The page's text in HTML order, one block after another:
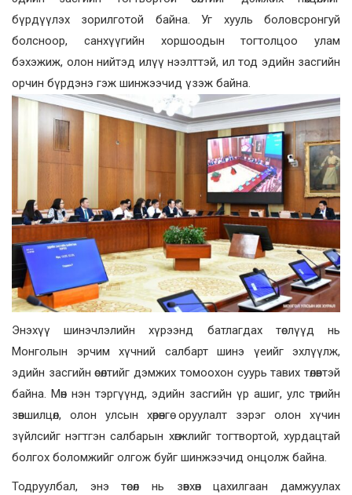
бүрдүүлэх зорилготой байна. Уг хууль боловсронгуй
болсноор, санхүүгийн хоршоодын тогтолцоо улам
бэхэжиж, олон нийтэд илүү нээлттэй, ил тод эдийн засгийн
орчин бүрдэнэ гэж шинжээчид үзэж байна.
Энэхүү шинэчлэлийн хүрээнд батлагдах төслүүд нь
Монголын эрчим хүчний салбарт шинэ үеийг эхлүүлж,
эдийн засгийн өсөлтийг дэмжих томоохон суурь тавих төлөвтэй
байна. Мөн нэн тэргүүнд, эдийн засгийн үр ашиг, улс төрийн
зөвшилцөл, олон улсын хөрөнгө оруулалт зэрэг олон хүчин
зүйлсийг нэгтгэн салбарын хөгжлийг тогтвортой, хурдацтай
болгох боломжийг олгож буйг шинжээчид онцолж байна.
Тодруулбал, энэ төсөл нь зөвхөн цахилгаан дамжуулах